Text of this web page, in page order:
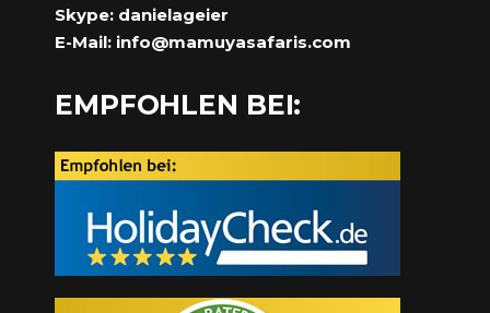
Skype: danielageier
E-Mail: info@mamuyasafaris.com
EMPFOHLEN BEI: